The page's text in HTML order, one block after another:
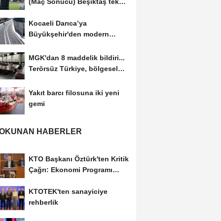
Kocaeli Darıca’ya
Büyükşehir'den modern
MGK'dan 8 maddelik bildiri...
Terörsüz Türkiye, bölgesel
Yakıt barcı filosuna iki yeni
gemi
HABERLER
KTO Başkanı Öztürk'ten Kritik
Çağrı: Ekonomi Programı
KTOTEK'ten sanayiciye
rehberlik